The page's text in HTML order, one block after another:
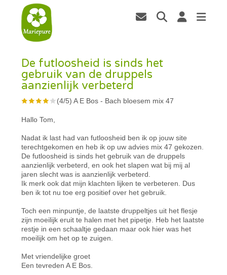
De futloosheid is sinds het
gebruik van de druppels
aanzienlijk verbeterd
(4/5)A E Bos - Bach bloesem mix 47
Hallo Tom,
Nadat ik last had van futloosheid ben ik op jouw site
terechtgekomen en heb ik op uw advies mix 47 gekozen.
De futloosheid is sinds het gebruik van de druppels
aanzienlijk verbeterd, en ook het slapen wat bij mij al
jaren slecht was is aanzienlijk verbeterd.
Ik merk ook dat mijn klachten lijken te verbeteren. Dus
ben ik tot nu toe erg positief over het gebruik.
Toch een minpuntje, de laatste druppeltjes uit het flesje
zijn moeilijk eruit te halen met het pipetje. Heb het laatste
restje in een schaaltje gedaan maar ook hier was het
moeilijk om het op te zuigen.
Met vriendelijke groet
Een tevreden A E Bos.